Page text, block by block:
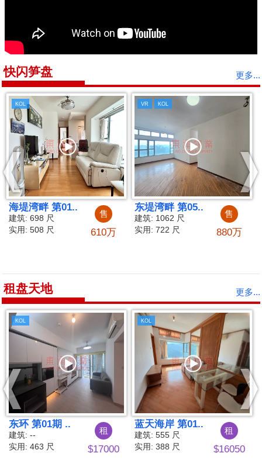
快闪笋盘 更多...
KOL
售
1000万
蓝天海岸 第01..
建筑: 1189 尺
实用: 874 尺
海堤湾畔
建筑: 766 尺
实用: 562 尺
售
880万
05..
租盘天地 更多...
租
$17800
映湾园 第03期..
建筑: --
实用: 563 尺
KOL
映湾园
建筑: 865 尺
实用: 637 尺
租
$16050
01..